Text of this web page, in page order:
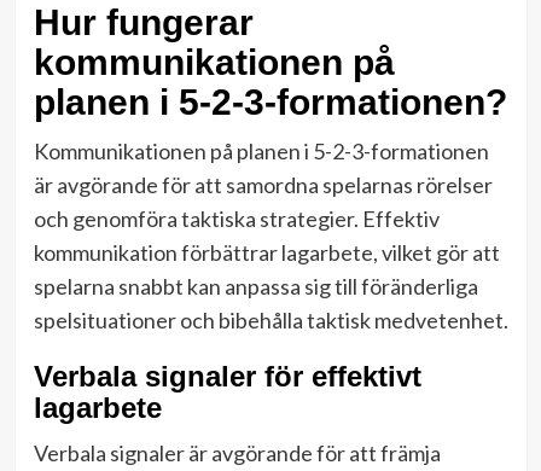
Hur fungerar
kommunikationen på
planen i 5-2-3-formationen?
Kommunikationen på planen i 5-2-3-formationen
är avgörande för att samordna spelarnas rörelser
och genomföra taktiska strategier. Effektiv
kommunikation förbättrar lagarbete, vilket gör att
spelarna snabbt kan anpassa sig till föränderliga
spelsituationer och bibehålla taktisk medvetenhet.
Verbala signaler för effektivt
lagarbete
Verbala signaler är avgörande för att främja